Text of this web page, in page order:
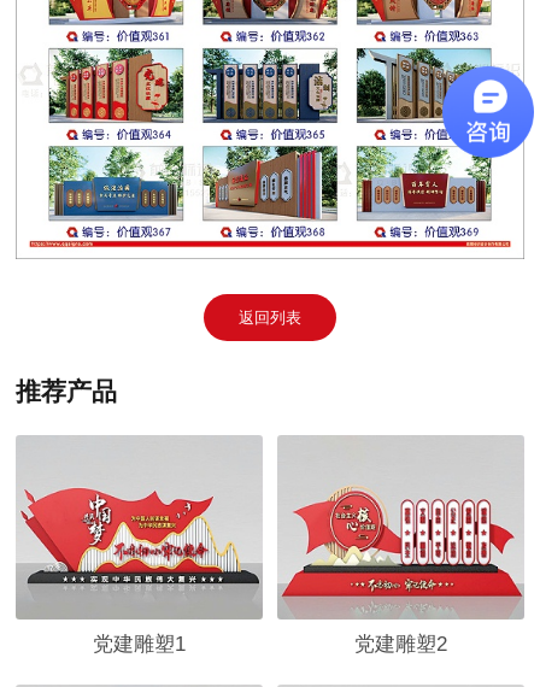
返回列表
推荐产品
党建雕塑1 党建雕塑2